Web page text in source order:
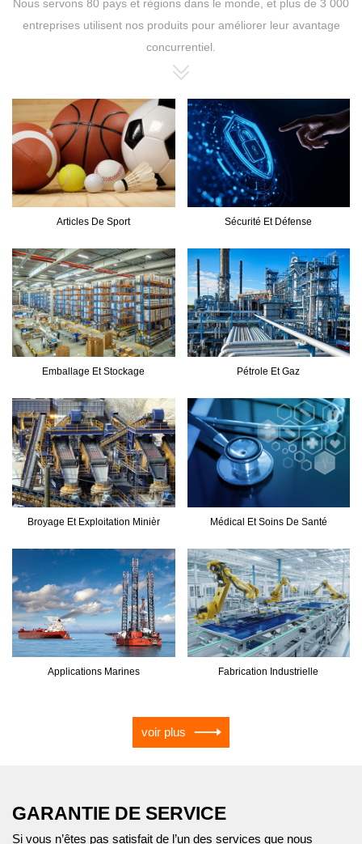
Nous servons 80 pays et régions dans le monde, et plus de 3 000
entreprises utilisent nos produits pour améliorer leur avantage
concurrentiel.
Articles De Sport Sécurité Et Défense
Emballage Et Stockage Pétrole Et Gaz
Broyage Et Exploitation Minièr Médical Et Soins De Santé
Applications Marines Fabrication Industrielle
voir plus
GARANTIE DE SERVICE
Si vous n’êtes pas satisfait de l’un des services que nous